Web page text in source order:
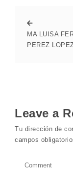
MA LUISA
PEREZ
Leave a
Tu dirección de
campos